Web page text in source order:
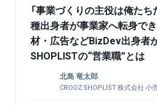
「事業づくりの主役は俺た
種出身者が事業家へ転身で
材・広告などBizDev出身者
SHOPLISTの“営業職”とは
北島 竜太郎
CROOZ SHOPLIST 株式会社 小